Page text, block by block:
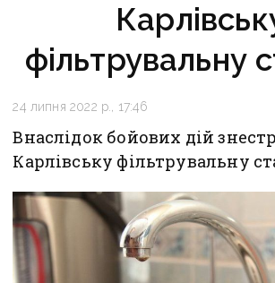
фільтрувальну
24 липня 2022 р., 17:46
Внаслідок бойових дій
Карлівську фільтрувальну